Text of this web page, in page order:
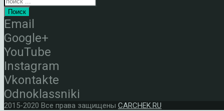
Поиск
Email
Google+
YouTube
Instagram
Vkontakte
Odnoklassniki
2015-2020 Все права защищены CARCHEK.RU